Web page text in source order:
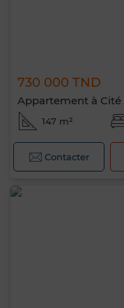
730 000 TND
Appartement à Cité
147 m²
Contacter